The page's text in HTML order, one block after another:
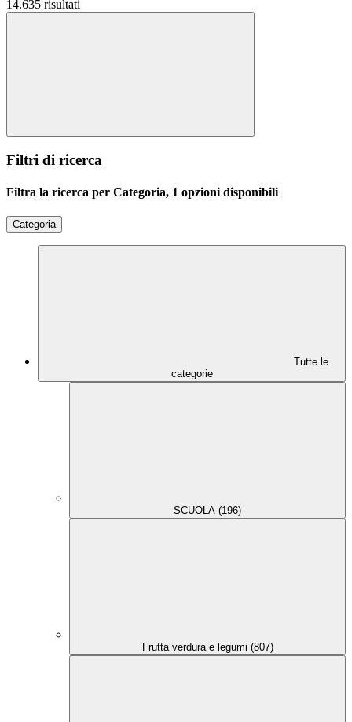
14.635 risultati
Filtri di ricerca
Filtra la ricerca per Categoria, 1 opzioni disponibili
Categoria
Tutte le
categorie
SCUOLA (196)
Frutta verdura e legumi (807)